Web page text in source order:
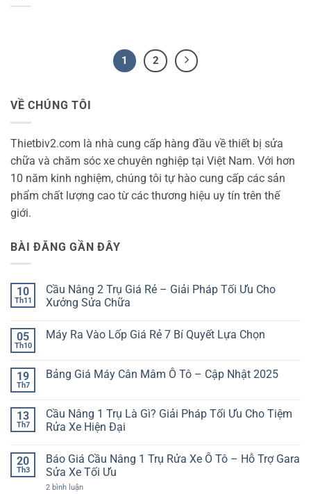
1 2
VỀ CHÚNG TÔI
Thietbiv2.com là nhà cung cấp hàng đầu về thiết bị sửa
chữa và chăm sóc xe chuyên nghiệp tại Việt Nam. Với hơn
10 năm kinh nghiệm, chúng tôi tự hào cung cấp các sản
phẩm chất lượng cao từ các thương hiệu uy tín trên thế
giới.
BÀI ĐĂNG GẦN ĐÂY
10
Th11
Cầu Nâng 2 Trụ Giá Rẻ – Giải Pháp Tối Ưu Cho
Xưởng Sửa Chữa
bình
Nâng
2
Rẻ
–
Giải
Cho
Xưởng
Chữa
05
Th10
Máy Ra Vào Lốp Giá Rẻ 7 Bí Quyết Lựa Chọn
bình
luận
Vào
Lốp
Giá
Bí
Quyết
Lựa
Chọn
19
Th7
Bảng Giá Máy Cân Mâm Ô Tô – Cập Nhật 2025
bình
luận
ở
Bảng
Cân
Mâm
Ô
Tô
13
Th7
Cầu Nâng 1 Trụ Là Gì? Giải Pháp Tối Ưu Cho Tiệm
Rửa Xe Hiện Đại
bình
luận
ở
Cầu
20
Th3
Báo Giá Cầu Nâng 1 Trụ Rửa Xe Ô Tô – Hỗ Trợ Gara
Sửa Xe Tối Ưu
2 bình luậnở